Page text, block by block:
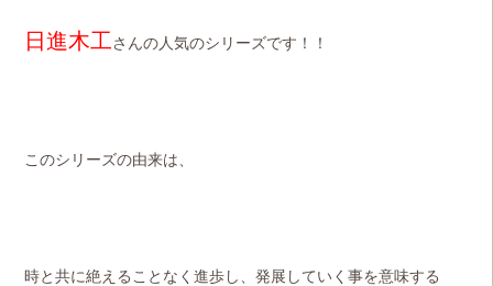
日進木工さんの人気のシリーズです！！
このシリーズの由来は、
時と共に絶えることなく進歩し、発展していく事を意味する